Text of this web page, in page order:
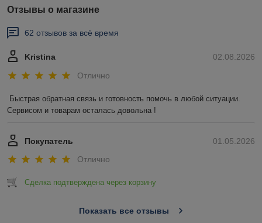
Отзывы о магазине
62 отзывов за всё время
02.08.2026
Kristina
Отлично
Быстрая обратная связь и готовность помочь в любой ситуации.
Сервисом и товарам осталась довольна !
01.05.2026
Покупатель
Отлично
Сделка подтверждена через корзину
Показать все отзывы